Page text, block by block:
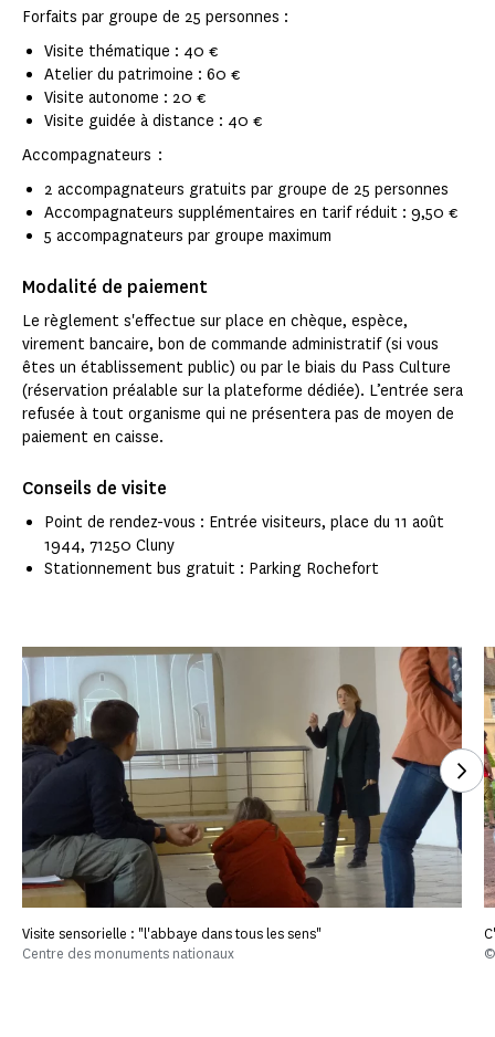
Forfaits par groupe de 25 personnes :
Visite thématique : 40 €
Atelier du patrimoine : 60 €
Visite autonome : 20 €
Visite guidée à distance : 40 €
Accompagnateurs :
2 accompagnateurs gratuits par groupe de 25 personnes
Accompagnateurs supplémentaires en tarif réduit : 9,50 €
5 accompagnateurs par groupe maximum
Modalité de paiement
Le règlement s'effectue sur place en chèque, espèce,
virement bancaire, bon de commande administratif (si vous
êtes un établissement public) ou par le biais du Pass Culture
(réservation préalable sur la plateforme dédiée). L’entrée sera
refusée à tout organisme qui ne présentera pas de moyen de
paiement en caisse.
Conseils de visite
Point de rendez-vous : Entrée visiteurs, place du 11 août
1944, 71250 Cluny
Stationnement bus gratuit : Parking Rochefort
Visite sensorielle : "l'abbaye dans tous les sens"
Centre des monuments nationaux